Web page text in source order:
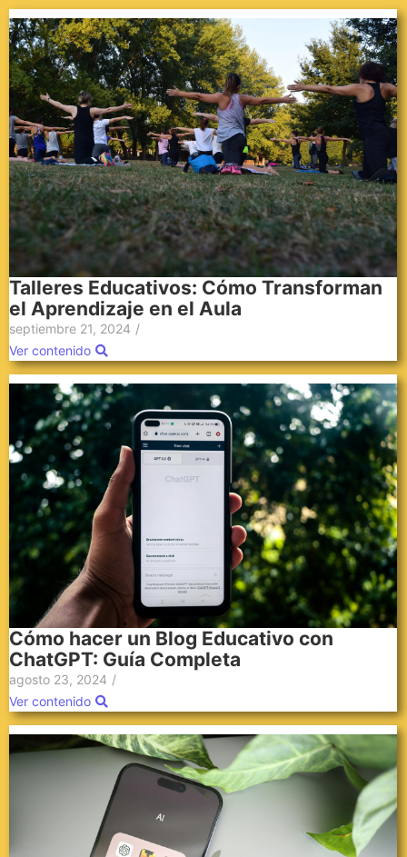
Talleres Educativos: Cómo Transforman
el Aprendizaje en el Aula
septiembre 21, 2024 /
Ver contenido
Cómo hacer un Blog Educativo con
ChatGPT: Guía Completa
agosto 23, 2024 /
Ver contenido